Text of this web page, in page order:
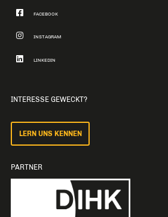
FACEBOOK
INSTAGRAM
LINKEDIN
INTERESSE GEWECKT?
LERN UNS KENNEN
PARTNER